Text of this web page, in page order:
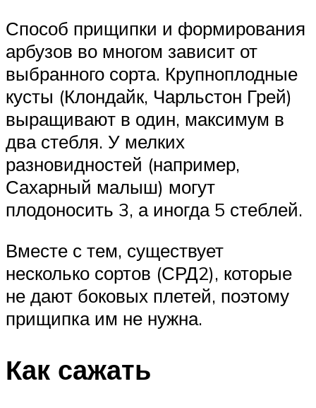
Способ прищипки и формирования
арбузов во многом зависит от
выбранного сорта. Крупноплодные
кусты (Клондайк, Чарльстон Грей)
выращивают в один, максимум в
два стебля. У мелких
разновидностей (например,
Сахарный малыш) могут
плодоносить 3, а иногда 5 стеблей.
Вместе с тем, существует
несколько сортов (СРД2), которые
не дают боковых плетей, поэтому
прищипка им не нужна.
Как сажать